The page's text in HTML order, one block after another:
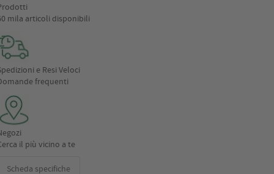
mila articoli disponibili
e Resi Veloci
frequenti
il più vicino a te
Scheda specifiche